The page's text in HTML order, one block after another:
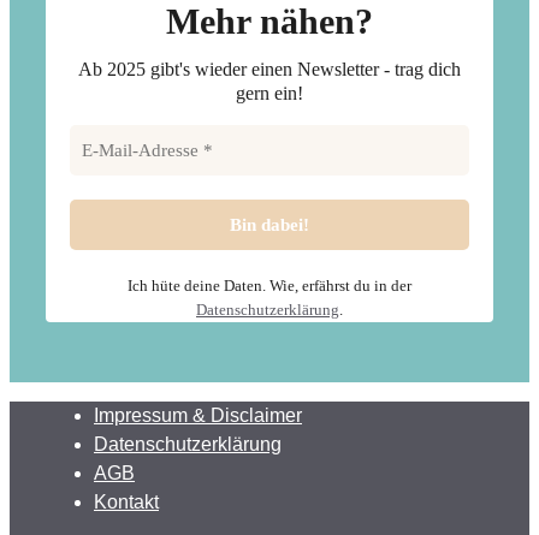
Mehr nähen?
Ab 2025 gibt's wieder einen Newsletter - trag dich
gern ein!
Ich hüte deine Daten. Wie, erfährst du in der
Datenschutzerklärung.
Impressum & Disclaimer
Datenschutzerklärung
AGB
Kontakt